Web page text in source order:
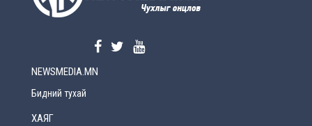
2026-08-5
NEWSMEDIA.MN
Бидний тухай
ХАЯГ